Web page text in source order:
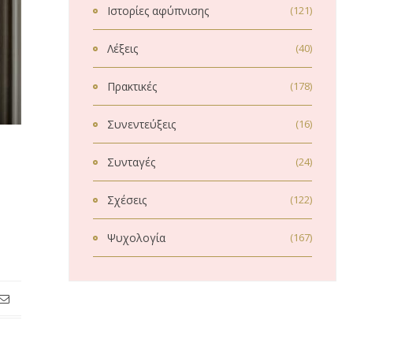
Ιστορίες αφύπνισης (121)
Λέξεις (40)
Πρακτικές (178)
Συνεντεύξεις (16)
Συνταγές (24)
Σχέσεις (122)
Ψυχολογία (167)